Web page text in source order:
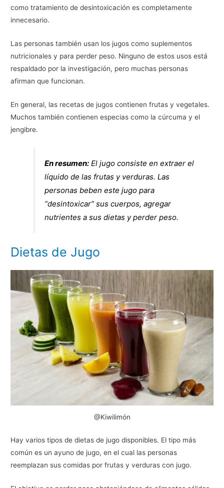
como tratamiento de desintoxicación es completamente
innecesario.
Las personas también usan los jugos como suplementos
nutricionales y para perder peso. Ninguno de estos usos está
respaldado por la investigación, pero muchas personas
afirman que funcionan.
En general, las recetas de jugos contienen frutas y vegetales.
Muchos también contienen especias como la cúrcuma y el
jengibre.
En resumen: El jugo consiste en extraer el
líquido de las frutas y verduras. Las
personas beben este jugo para
“desintoxicar” sus cuerpos, agregar
nutrientes a sus dietas y perder peso.
Dietas de Jugo
@Kiwilimón
Hay varios tipos de dietas de jugo disponibles. El tipo más
común es un ayuno de jugo, en el cual las personas
reemplazan sus comidas por frutas y verduras con jugo.